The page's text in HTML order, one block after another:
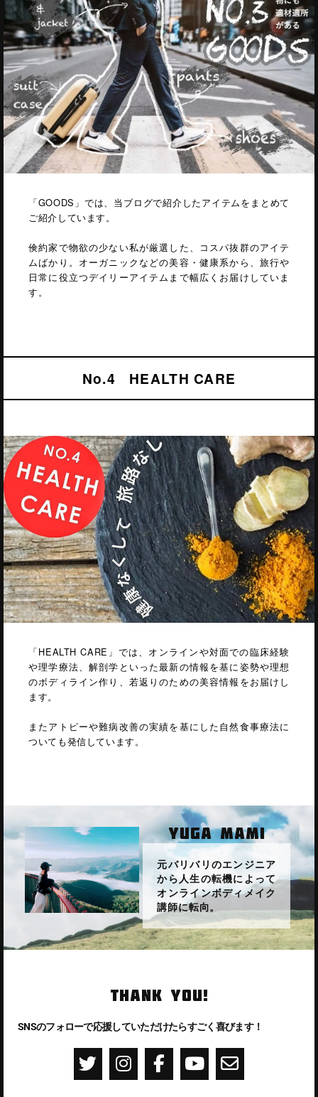
「GOODS」では、当ブログで紹介したアイテムをまとめて
ご紹介しています。
倹約家で物欲の少ない私が厳選した、コスパ抜群のアイテ
ムばかり。オーガニックなどの美容・健康系から、旅行や
日常に役立つデイリーアイテムまで幅広くお届けしていま
す。
No.4 HEALTH CARE
「HEALTH CARE」では、オンラインや対面での臨床経験
や理学療法、解剖学といった最新の情報を基に姿勢や理想
のボディライン作り、若返りのための美容情報をお届けし
ます。
またアトピーや難病改善の実績を基にした自然食事療法に
ついても発信しています。
YUGA MAMI
元バリバリのエンジニア
から人生の転機によって
オンラインボディメイク
講師に転向。
THANK YOU!
SNSのフォローで応援していただけたらすごく喜びます！